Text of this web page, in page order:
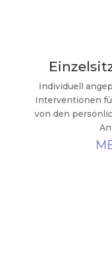
Individuell
Interventionen
von den